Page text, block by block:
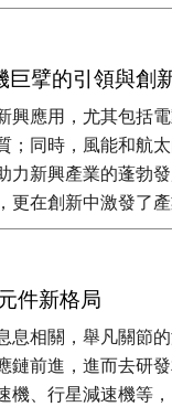
巨擘的引領與創
興應用，尤其包括
；同時，風能和航
力新興產業的蓬勃
在創新中激發了產
件新格局
息相關，舉凡關節
鏈前進，進而去研
機、行星減速機等